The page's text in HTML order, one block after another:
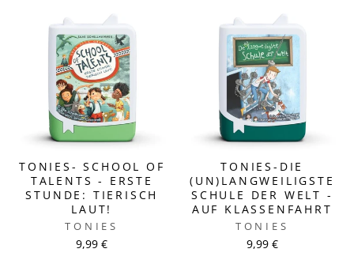
TONIES- SCHOOL OF
TALENTS - ERSTE
STUNDE: TIERISCH
LAUT!
TONIES
9,99 €
TONIES-DIE
(UN)LANGWEILIGSTE
SCHULE DER WELT -
AUF KLASSENFAHRT
TONIES
9,99 €